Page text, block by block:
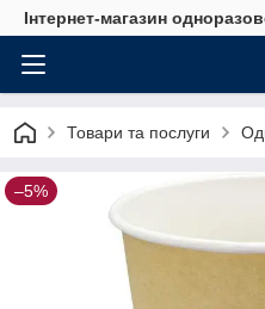
Інтернет-магазин
Товари та послуги
–5%